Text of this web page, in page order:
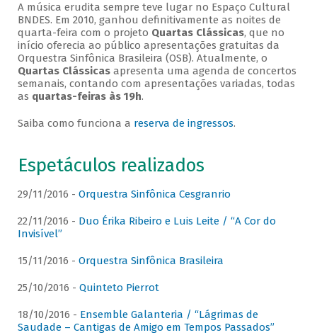
A música erudita sempre teve lugar no Espaço Cultural
BNDES. Em 2010, ganhou definitivamente as noites de
quarta-feira com o projeto Quartas Clássicas, que no
início oferecia ao público apresentações gratuitas da
Orquestra Sinfônica Brasileira (OSB). Atualmente, o
Quartas Clássicasapresenta uma agenda de concertos
semanais, contando com apresentações variadas, todas
as quartas-feiras às 19h.
Saiba como funciona a reserva de ingressos.
Espetáculos realizados
29/11/2016 - Orquestra Sinfônica Cesgranrio
22/11/2016 - Duo Érika Ribeiro e Luis Leite / “A Cor do
Invisível”
15/11/2016 - Orquestra Sinfônica Brasileira
25/10/2016 - Quinteto Pierrot
18/10/2016 - Ensemble Galanteria / “Lágrimas de
Saudade – Cantigas de Amigo em Tempos Passados”